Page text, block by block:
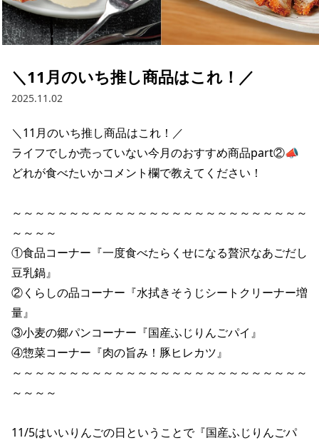
＼11月のいち推し商品はこれ！／
2025.11.02
＼11月のいち推し商品はこれ！／
ライフでしか売っていない今月のおすすめ商品part②📣
どれが食べたいかコメント欄で教えてください！
～～～～～～～～～～～～～～～～～～～～～～～～～～
～～～～
①食品コーナー『一度食べたらくせになる贅沢なあごだし
豆乳鍋』
②くらしの品コーナー『水拭きそうじシートクリーナー増
量』
③小麦の郷パンコーナー『国産ふじりんごパイ』
④惣菜コーナー『肉の旨み！豚ヒレカツ』
～～～～～～～～～～～～～～～～～～～～～～～～～～
～～～～
11/5はいいりんごの日ということで『国産ふじりんごパ